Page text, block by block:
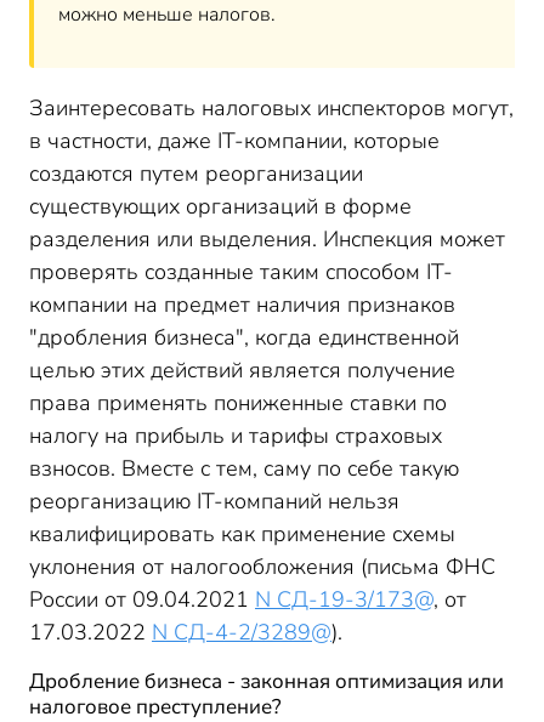
можно меньше налогов.
Заинтересовать налоговых инспекторов могут,
в частности, даже IT-компании, которые
создаются путем реорганизации
существующих организаций в форме
разделения или выделения. Инспекция может
проверять созданные таким способом IT-
компании на предмет наличия признаков
"дробления бизнеса", когда единственной
целью этих действий является получение
права применять пониженные ставки по
налогу на прибыль и тарифы страховых
взносов. Вместе с тем, саму по себе такую
реорганизацию IT-компаний нельзя
квалифицировать как применение схемы
уклонения от налогообложения (письма ФНС
России от 09.04.2021 N СД-19-3/173@, от
17.03.2022 N СД-4-2/3289@).
Дробление бизнеса - законная оптимизация или
налоговое преступление?